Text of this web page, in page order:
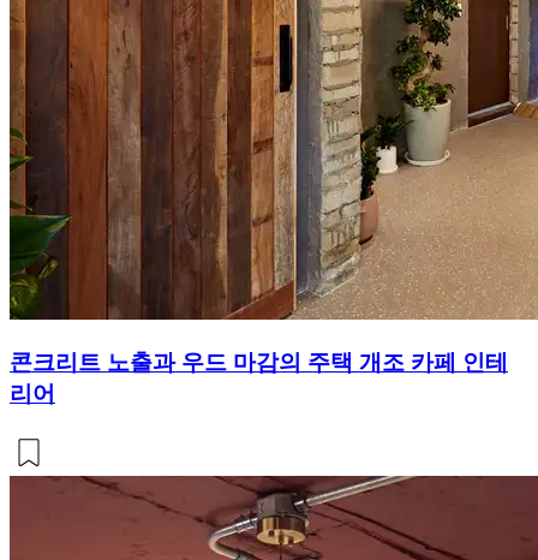
콘크리트 노출과 우드 마감의 주택 개조 카페 인테
리어